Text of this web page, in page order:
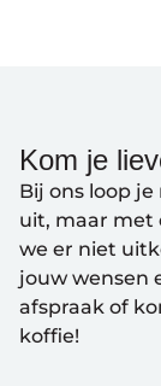
Help mij bij
kiezenvan
Maak
Kom je
Bij ons loop
uit, maar met
we er niet
jouw wensen
afspraak of
koffie!